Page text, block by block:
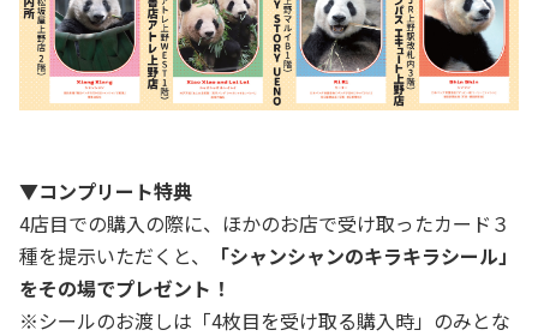
▼コンプリート特典
4店目での購入の際に、ほかのお店で受け取ったカード３
種を提示いただくと、
「シャンシャンのキラキラシール」
をその場でプレゼント！
※シールのお渡しは「4枚目を受け取る購入時」のみとな